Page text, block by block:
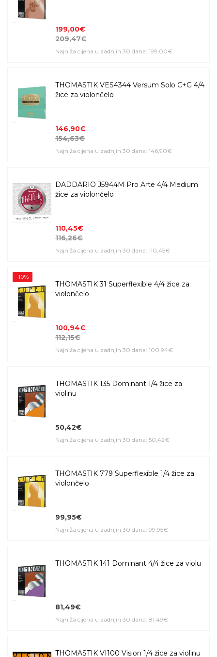
199,00€
209,47€
Najniža cijena u zadnjih 30 dana: 199,00€
THOMASTIK VES4344 Versum Solo C+G 4/4
žice za violončelo
146,90€
154,63€
Najniža cijena u zadnjih 30 dana: 146,90€
DADDARIO J5944M Pro Arte 4/4 Medium
žice za violončelo
110,45€
116,26€
Najniža cijena u zadnjih 30 dana: 110,45€
-10%
THOMASTIK 31 Superflexible 4/4 žice za
violončelo
100,94€
112,15€
Najniža cijena u zadnjih 30 dana: 100,94€
THOMASTIK 135 Dominant 1/4 žice za
violinu
50,42€
Najniža cijena u zadnjih 30 dana: 50,42€
THOMASTIK 779 Superflexible 1/4 žice za
violončelo
99,95€
Najniža cijena u zadnjih 30 dana: 99,95€
THOMASTIK 141 Dominant 4/4 žice za violu
81,49€
Najniža cijena u zadnjih 30 dana: 81,49€
THOMASTIK VI100 Vision 1/4 žice za violinu